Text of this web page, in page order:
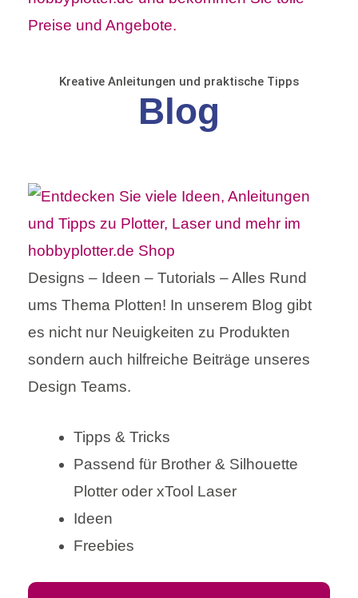
Kreative Anleitungen und praktische Tipps
Blog
Designs – Ideen – Tutorials – Alles Rund
ums Thema Plotten! In unserem Blog gibt
es nicht nur Neuigkeiten zu Produkten
sondern auch hilfreiche Beiträge unseres
Design Teams.
Tipps & Tricks
Passend für Brother & Silhouette
Plotter oder xTool Laser
Ideen
Freebies